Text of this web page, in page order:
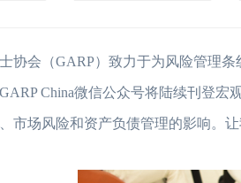
协会（GARP）致力于为风险管理
China微信公众号将陆续刊登
市场风险和资产负债管理的影响。